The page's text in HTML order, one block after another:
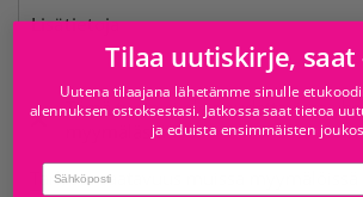
Lisätietoja
Tämä tuote ei ole noudettavissa
myymälästä
Tarkista saatavuus muissa myymälöissä
Tilaa uutiskirje, saat
Uutena tilaajana lähetämme sinulle
alennuksen ostoksestasi. Jatkossa saat tietoa
ja eduista ensimmäisten
Email